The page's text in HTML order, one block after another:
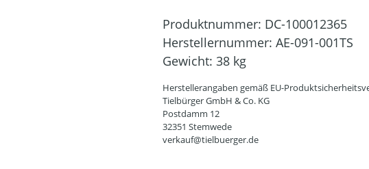
Produktnummer: DC-100012365
Herstellernummer: AE-091-001TS
Gewicht: 38 kg
Herstellerangaben gemäß EU-
Tielbürger GmbH & Co. KG
Postdamm 12
32351 Stemwede
verkauf@tielbuerger.de